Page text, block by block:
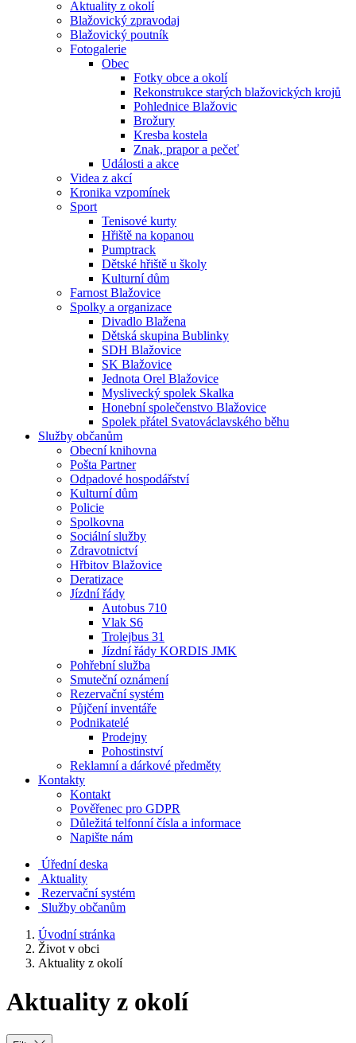
Aktuality z okolí
Blažovický zpravodaj
Blažovický poutník
Fotogalerie
Obec
Fotky obce a okolí
Rekonstrukce starých blažovických krojů
Pohlednice Blažovic
Brožury
Kresba kostela
Znak, prapor a pečeť
Události a akce
Videa z akcí
Kronika vzpomínek
Sport
Tenisové kurty
Hřiště na kopanou
Pumptrack
Dětské hřiště u školy
Kulturní dům
Farnost Blažovice
Spolky a organizace
Divadlo Blažena
Dětská skupina Bublinky
SDH Blažovice
SK Blažovice
Jednota Orel Blažovice
Myslivecký spolek Skalka
Honební společenstvo Blažovice
Spolek přátel Svatováclavského běhu
Služby občanům
Obecní knihovna
Pošta Partner
Odpadové hospodářství
Kulturní dům
Policie
Spolkovna
Sociální služby
Zdravotnictví
Hřbitov Blažovice
Deratizace
Jízdní řády
Autobus 710
Vlak S6
Trolejbus 31
Jízdní řády KORDIS JMK
Pohřební služba
Smuteční oznámení
Rezervační systém
Půjčení inventáře
Podnikatelé
Prodejny
Pohostinství
Reklamní a dárkové předměty
Kontakty
Kontakt
Pověřenec pro GDPR
Důležitá telfonní čísla a informace
Napište nám
Úřední deska
Aktuality
Rezervační systém
Služby občanům
Úvodní stránka
Život v obci
Aktuality z okolí
Aktuality z okolí